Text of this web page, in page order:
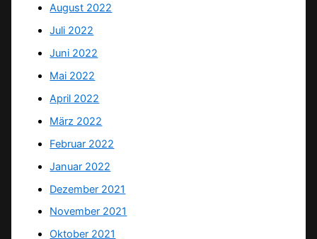
August 2022
Juli 2022
Juni 2022
Mai 2022
April 2022
März 2022
Februar 2022
Januar 2022
Dezember 2021
November 2021
Oktober 2021